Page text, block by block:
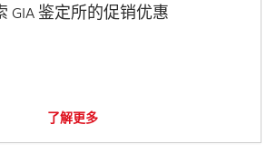
GIA 鉴定所的促销优惠
了解更多